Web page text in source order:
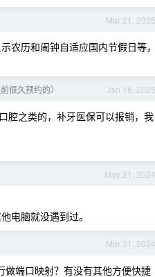
Mar 21, 2025
农历和闹钟自适应国内节假日等，
Jan 18, 2025
很久预约的）
腔之类的，补牙医保可以报销，我
May 21, 2024
电脑就没遇到过。
Mar 31, 2024
端口映射？有没有其他方便快捷